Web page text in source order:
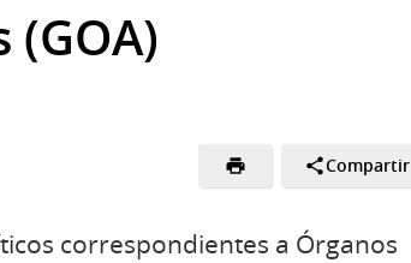
Compartir
correspondientes a Órganos